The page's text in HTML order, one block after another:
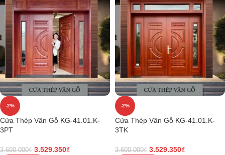
-2%
Cửa Thép Vân Gỗ KG-41.01.K-
3PT
3.600.000₫ 3.529.350₫
-2%
Cửa Thép Vân Gỗ KG-41.01.K-
3TK
3.600.000₫ 3.529.350₫